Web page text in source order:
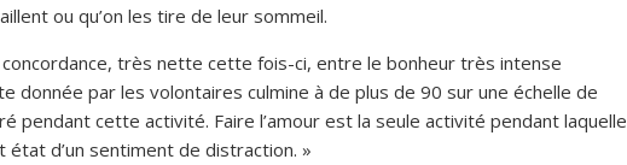
ou qu’on les tire de leur sommeil.
très nette cette fois-ci, entre le bonheur très intense
donnée par les volontaires culmine à de plus de 90 sur une échelle de
pendant cette activité. Faire l’amour est la seule activité pendant laquelle
d’un sentiment de distraction. »